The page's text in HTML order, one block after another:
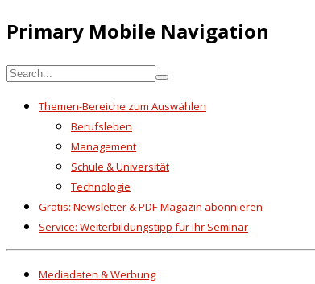
Primary Mobile Navigation
Themen-Bereiche zum Auswählen
Berufsleben
Management
Schule & Universität
Technologie
Gratis: Newsletter & PDF-Magazin abonnieren
Service: Weiterbildungstipp für Ihr Seminar
Mediadaten & Werbung